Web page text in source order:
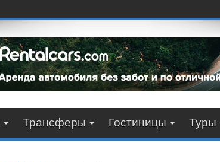
Трансферы Гостиницы Туры